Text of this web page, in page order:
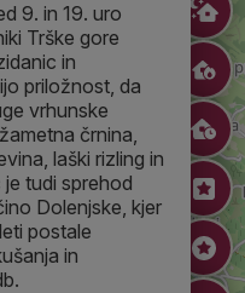
9. in 19. uro
Trške gore
in
priložnost, da
vrhunske
črnina,
laški rizling in
tudi sprehod
Dolenjske, kjer
postale
in